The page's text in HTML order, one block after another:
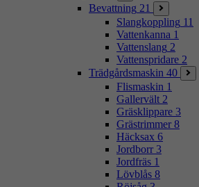
Bevattning 21
Slangkoppling 11
Vattenkanna 1
Vattenslang 2
Vattenspridare 2
Trädgårdsmaskin 40
Flismaskin 1
Gallervält 2
Gräsklippare 3
Grästrimmer 8
Häcksax 6
Jordborr 3
Jordfräs 1
Lövblås 8